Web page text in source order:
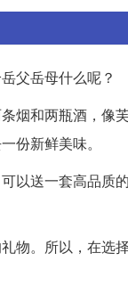
父岳母什么呢？
烟和两瓶酒，像
份新鲜美味。
以送一套高品质
物。所以，在选